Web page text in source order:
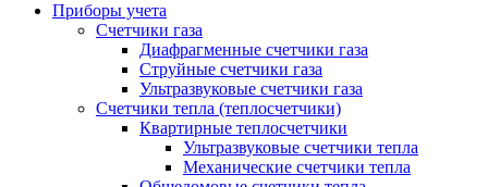
Приборы учета
Счетчики газа
Диафрагменные счетчики газа
Струйные счетчики газа
Ультразвуковые счетчики газа
Счетчики тепла (теплосчетчики)
Квартирные теплосчетчики
Ультразвуковые счетчики тепла
Механические счетчики тепла